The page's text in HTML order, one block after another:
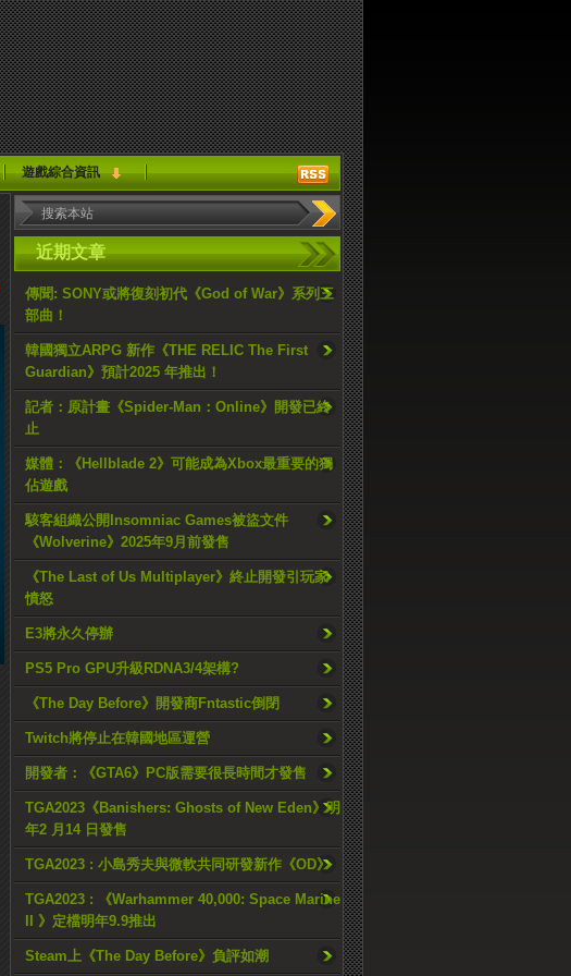
遊戲綜合資訊
近期文章
傳聞: SONY或將復刻初代《God of War》系列三
部曲！
韓國獨立ARPG 新作《THE RELIC The First
Guardian》預計2025 年推出！
記者：原計畫《Spider-Man：Online》開發已終
止
媒體：《Hellblade 2》可能成為Xbox最重要的獨
佔遊戲
駭客組織公開Insomniac Games被盜文件
《Wolverine》2025年9月前發售
《The Last of Us Multiplayer》終止開發引玩家
憤怒
E3將永久停辦
PS5 Pro GPU升級RDNA3/4架構?
《The Day Before》開發商Fntastic倒閉
Twitch將停止在韓國地區運營
開發者：《GTA6》PC版需要很長時間才發售
TGA2023《Banishers: Ghosts of New Eden》明
年2 月14 日發售
TGA2023 : 小島秀夫與微軟共同研發新作《OD》
TGA2023 : 《Warhammer 40,000: Space Marine
II 》定檔明年9.9推出
Steam上《The Day Before》負評如潮